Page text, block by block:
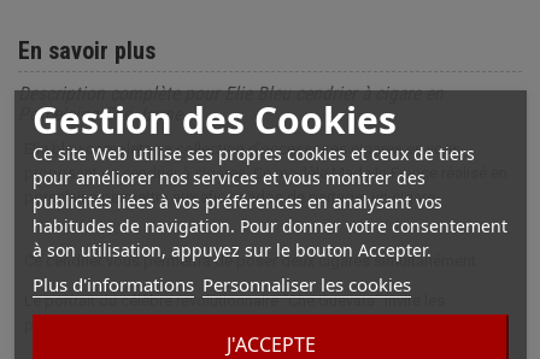
Gestion des Cookies
Ce site Web utilise ses propres cookies et ceux de tiers
pour améliorer nos services et vous montrer des
publicités liées à vos préférences en analysant vos
habitudes de navigation. Pour donner votre consentement
à son utilisation, appuyez sur le bouton Accepter.
Plus d'informations Personnaliser les cookies
J'ACCEPTE
En savoir plus
Description complète pour Elie Bleu cendrier à cigare en
Porcelaine Ché Jaune
Elie bleu complete sa collection d’accessoires cigares en vous
proposant ce cendrier à cigares. Ce modèle Made In France réalisé en
porcelaine permettra aux aficionados de partager un cigare.
Ce cendrier vous permettra de poser deux cigares simultanément.
Le portrait du célèbre revolutionnaire “Che Guevara” invite les